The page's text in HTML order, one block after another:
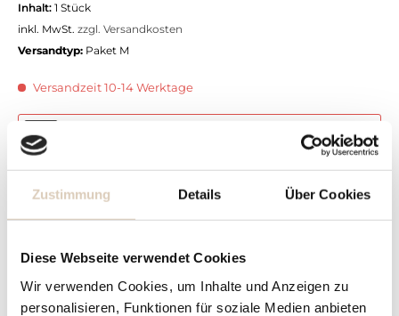
Zustimmung Details Über Cookies
Diese Webseite verwendet Cookies
Wir verwenden Cookies, um Inhalte und Anzeigen zu
personalisieren, Funktionen für soziale Medien anbieten
Inhalt: 1 Stück
inkl. MwSt. zzgl. Versandkosten
Versandtyp: Paket M
Versandzeit 10-14 Werktage
1.
Name
Eingabe fehlt Maximum Zeichen = 15, Rest = 15
Preisberechnung